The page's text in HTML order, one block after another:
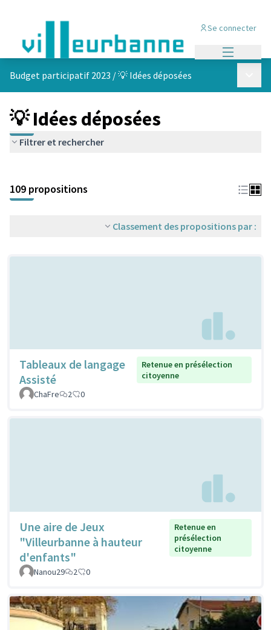
Se connecter
Budget participatif 2023 /💡 Idées déposées
💡 Idées déposées
Filtrer et rechercher
+
−
109 propositions
Classement des propositions par :
Tableaux de langage
Assisté
Retenue en présélection
citoyenne
ChaFre
2 0
Une aire de Jeux
"Villeurbanne à hauteur
d'enfants"
Retenue en
présélection
citoyenne
Nanou29 2 0